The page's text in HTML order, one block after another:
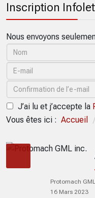
Inscription
Nous envoyons
J’ai lu et j’accepte la
Vous êtes ici : Accueil /
Protomach
16 Mars 2023